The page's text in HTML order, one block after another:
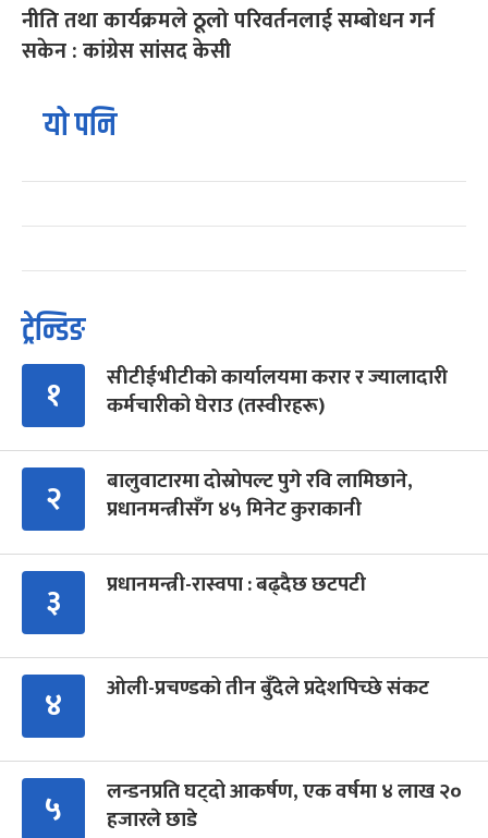
नीति तथा कार्यक्रमले ठूलो परिवर्तनलाई सम्बोधन गर्न
सकेन : कांग्रेस सांसद केसी
यो पनि
ट्रेन्डिङ
१
सीटीईभीटीको कार्यालयमा करार र ज्यालादारी
कर्मचारीको घेराउ (तस्वीरहरू)
२
बालुवाटारमा दोस्रोपल्ट पुगे रवि लामिछाने,
प्रधानमन्त्रीसँग ४५ मिनेट कुराकानी
३ प्रधानमन्त्री-रास्वपा : बढ्दैछ छटपटी
४ ओली-प्रचण्डको तीन बुँदेले प्रदेशपिच्छे संकट
५
लन्डनप्रति घट्दो आकर्षण, एक वर्षमा ४ लाख २०
हजारले छाडे